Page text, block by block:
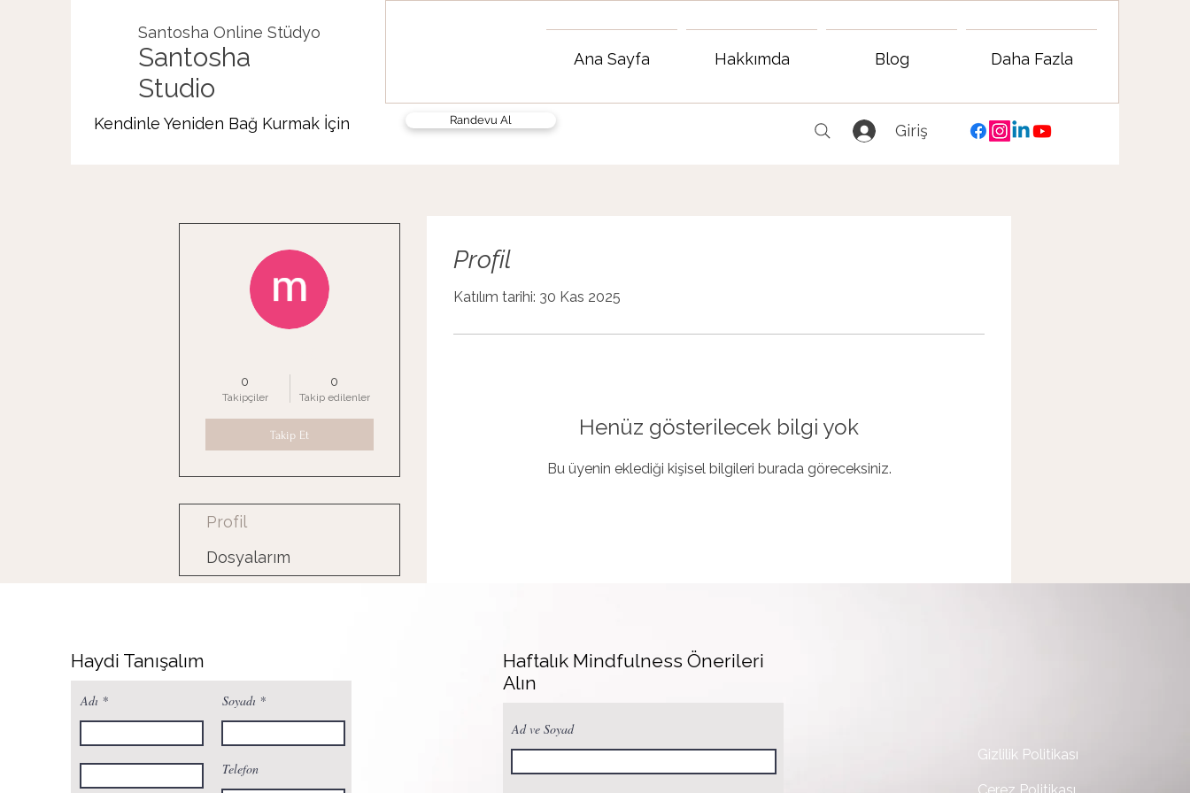
Santosha Online Stüdyo
Santosha
Studio
Ana Sayfa Hakkımda Blog Daha Fazla
Kendinle Yeniden Bağ Kurmak İçin Randevu Al
Giriş
Profil
Katılım tarihi: 30 Kas 2025
Henüz gösterilecek bilgi yok
Bu üyenin eklediği kişisel bilgileri burada göreceksiniz.
0
Takipçiler
0
Takip edilenler
Takip Et
Profil
Dosyalarım
Haydi Tanışalım
Adı Soyadı
Telefon
Haftalık Mindfulness Önerileri
Alın
Ad ve Soyad
Gizlilik Politikası